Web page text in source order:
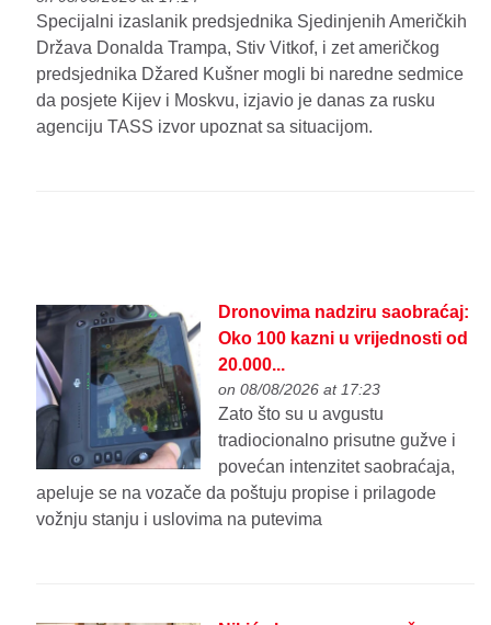
Specijalni izaslanik predsjednika Sjedinjenih Američkih
Država Donalda Trampa, Stiv Vitkof, i zet američkog
predsjednika Džared Kušner mogli bi naredne sedmice
da posjete Kijev i Moskvu, izjavio je danas za rusku
agenciju TASS izvor upoznat sa situacijom.
Dronovima nadziru saobraćaj:
Oko 100 kazni u vrijednosti od
20.000...
on 08/08/2026 at 17:23
Zato što su u avgustu
tradiocionalno prisutne gužve i
povećan intenzitet saobraćaja,
apeluje se na vozače da poštuju propise i prilagode
vožnju stanju i uslovima na putevima